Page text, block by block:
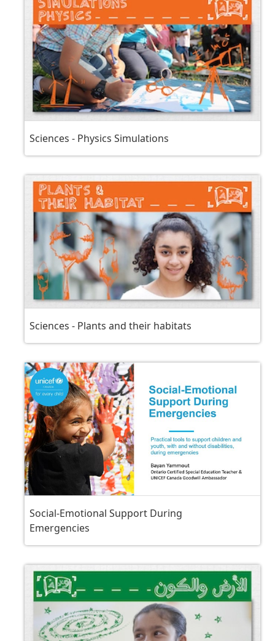
Sciences - Physics Simulations
Sciences - Plants and their habitats
Social-Emotional Support During
Emergencies